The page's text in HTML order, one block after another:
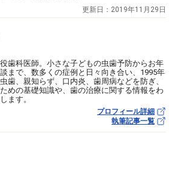
更新日： 2019年11月29日
歯科医師。小さな子どもの虫歯予防からお年
まで、数多くの症例と日々向き合い、1995年
歯、親知らず、口内炎、歯周病などを防ぎ、
めの基礎知識や、歯の治療に関する情報をわ
ます。
プロフィール詳細
執筆記事一覧